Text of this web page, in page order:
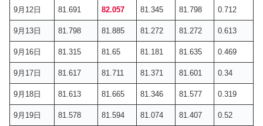
9月12日 81.691 82.057 81.345 81.798 0.712
9月13日 81.798 81.885 81.272 81.272 0.613
9月16日 81.315 81.65 81.181 81.635 0.469
9月17日 81.617 81.711 81.371 81.601 0.34
9月18日 81.613 81.665 81.346 81.577 0.319
9月19日 81.578 81.594 81.074 81.407 0.52